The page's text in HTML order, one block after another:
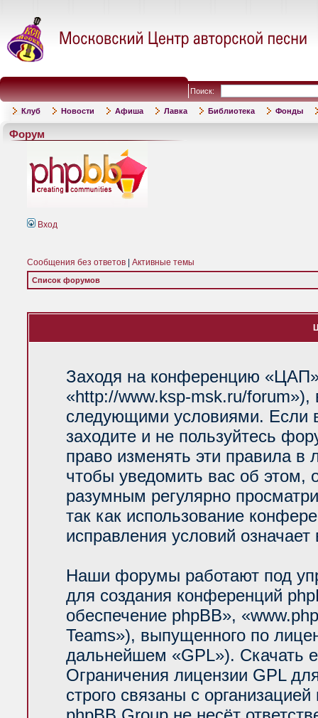
Поиск:
Клуб Новости Афиша Лавка Библиотека Фонды
Форум
Вход
Сообщения без ответов Активные темы
Список форумов
Заходя на конференцию
«http://www.ksp-msk.ru/forum»),
следующими условиями. Если
заходите и не пользуйтесь
право изменять эти правила
чтобы уведомить вас об
разумным регулярно
так как использование
исправления условий
Наши форумы работают под
для создания конференций
обеспечение phpBB»,
Teams»), выпущенного по
дальнейшем «GPL»). Скачать
Ограничения лицензии GPL
строго связаны с